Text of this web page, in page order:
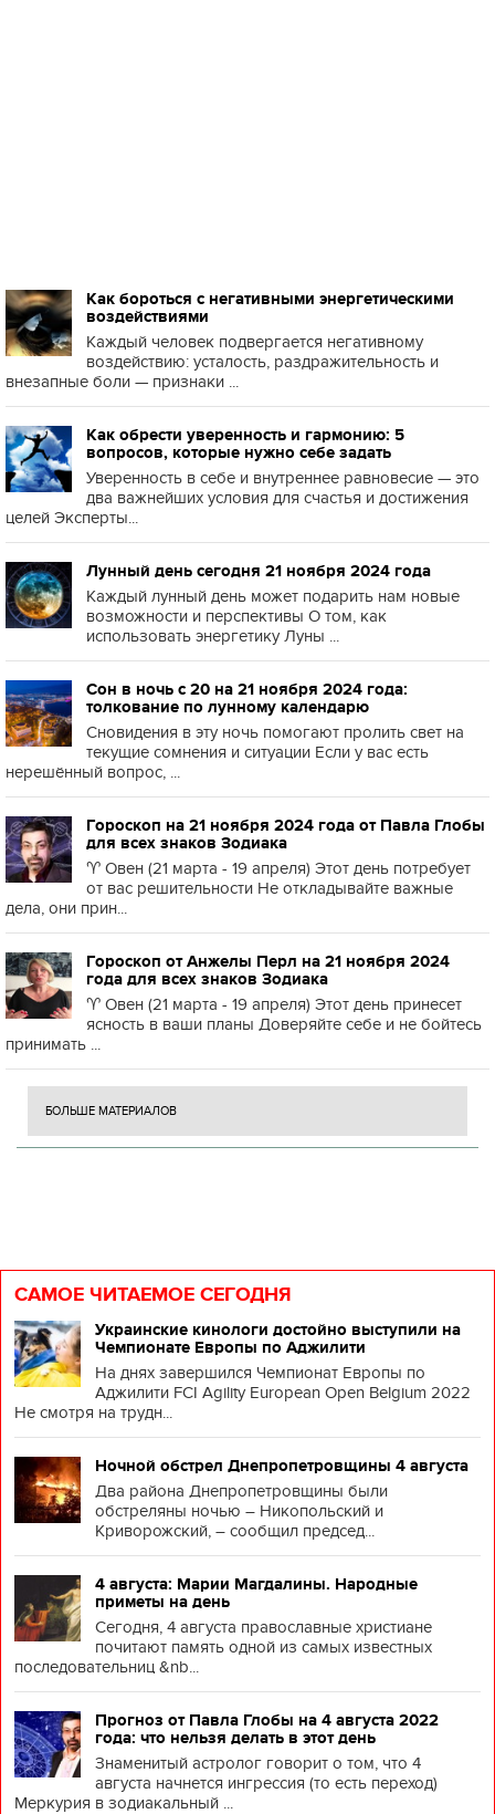
Как бороться с негативными энергетическими
воздействиями
Каждый человек подвергается негативному
воздействию: усталость, раздражительность и
внезапные боли — признаки ...
Как обрести уверенность и гармонию: 5
вопросов, которые нужно себе задать
Уверенность в себе и внутреннее равновесие — это
два важнейших условия для счастья и достижения
целей Эксперты...
Лунный день сегодня 21 ноября 2024 года
Каждый лунный день может подарить нам новые
возможности и перспективы О том, как
использовать энергетику Луны ...
Сон в ночь с 20 на 21 ноября 2024 года:
толкование по лунному календарю
Сновидения в эту ночь помогают пролить свет на
текущие сомнения и ситуации Если у вас есть
нерешённый вопрос, ...
Гороскоп на 21 ноября 2024 года от Павла Глобы
для всех знаков Зодиака
♈️ Овен (21 марта - 19 апреля) Этот день потребует
от вас решительности Не откладывайте важные
дела, они прин...
Гороскоп от Анжелы Перл на 21 ноября 2024
года для всех знаков Зодиака
♈️ Овен (21 марта - 19 апреля) Этот день принесет
ясность в ваши планы Доверяйте себе и не бойтесь
принимать ...
БОЛЬШЕ МАТЕРИАЛОВ
САМОЕ ЧИТАЕМОЕ СЕГОДНЯ
Украинские кинологи достойно выступили на
Чемпионате Европы по Аджилити
На днях завершился Чемпионат Европы по
Аджилити FCI Agility European Open Belgium 2022
Не смотря на трудн...
Ночной обстрел Днепропетровщины 4 августа
Два района Днепропетровщины были
обстреляны ночью – Никопольский и
Криворожский, – сообщил председ...
4 августа: Марии Магдалины. Народные
приметы на день
Сегодня, 4 августа православные христиане
почитают память одной из самых известных
последовательниц &nb...
Прогноз от Павла Глобы на 4 августа 2022
года: что нельзя делать в этот день
Знаменитый астролог говорит о том, что 4
августа начнется ингрессия (то есть переход)
Меркурия в зодиакальный ...